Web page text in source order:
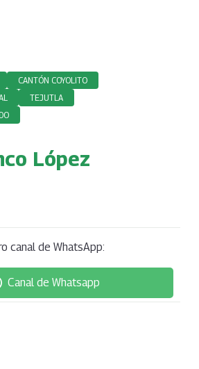
CANTÓN COYOLITO
TEJUTLA
López
canal de WhatsApp:
Canal de Whatsapp